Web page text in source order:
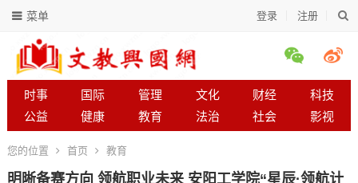
登录 注册
菜单
时事 国际 管理 文化 财经
科技
公益
健康 教育 法治 社会 影视
您的位置 首页 教育
明晰备赛方向 领航职业未来 安阳工学院“星辰·领航计